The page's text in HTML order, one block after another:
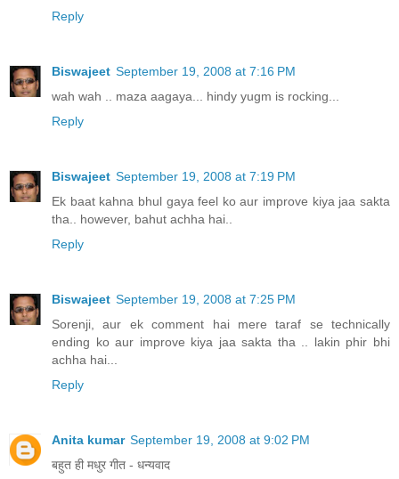
Reply
Biswajeet September 19, 2008 at 7:16 PM
wah wah .. maza aagaya... hindy yugm is rocking...
Reply
Biswajeet September 19, 2008 at 7:19 PM
Ek baat kahna bhul gaya feel ko aur improve kiya jaa sakta
tha.. however, bahut achha hai..
Reply
Biswajeet September 19, 2008 at 7:25 PM
Sorenji, aur ek comment hai mere taraf se technically
ending ko aur improve kiya jaa sakta tha .. lakin phir bhi
achha hai...
Reply
Anita kumar September 19, 2008 at 9:02 PM
बहुत ही मधुर गीत - धन्यवाद